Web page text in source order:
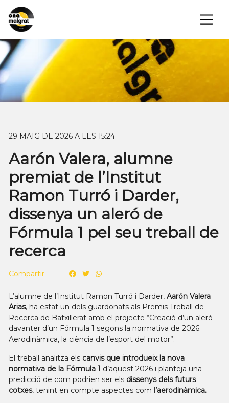
×
29 MAIG DE 2026 A LES 15:24
Aarón Valera, alumne
premiat de l’Institut
Ramon Turró i Darder,
dissenya un aleró de
Fórmula 1 pel seu treball de
recerca
Compartir
L’alumne de l’Institut Ramon Turró i Darder, Aarón Valera
Arias, ha estat un dels guardonats als Premis Treball de
Recerca de Batxillerat amb el projecte “Creació d’un aleró
davanter d’un Fórmula 1 segons la normativa de 2026.
Aerodinàmica, la ciència de l’esport del motor”.
El treball analitza els canvis que introdueix la nova
normativa de la Fórmula 1 d’aquest 2026 i planteja una
predicció de com podrien ser els dissenys dels futurs
cotxes, tenint en compte aspectes com l’aerodinàmica.